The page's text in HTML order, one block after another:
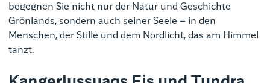
begegnen Sie nicht nur der Natur und Geschichte
Grönlands, sondern auch seiner Seele – in den
Menschen, der Stille und dem Nordlicht, das am Himmel
tanzt.